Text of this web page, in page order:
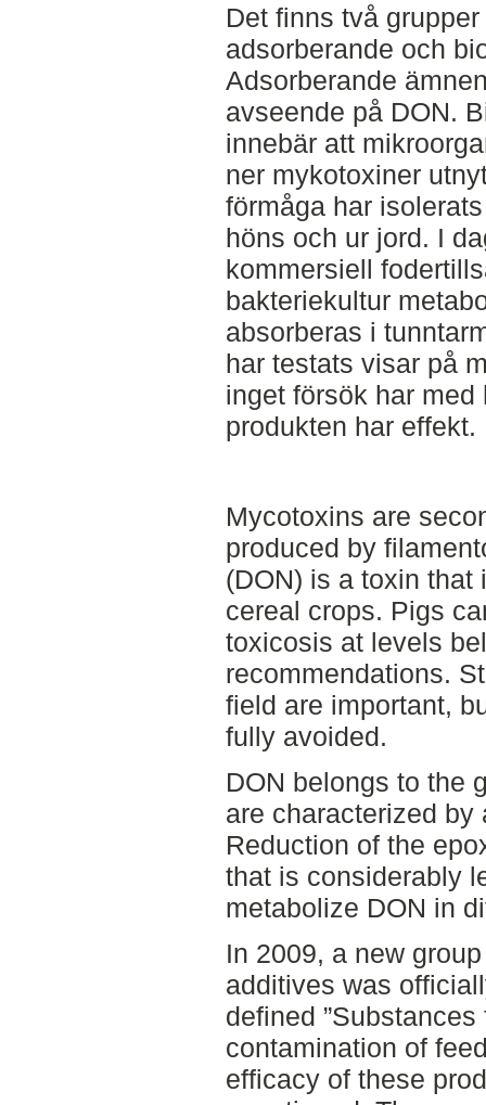
Det finns två
adsorberande och
Adsorberande
avseende på DON.
innebär att
ner mykotoxiner
förmåga har
höns och ur jord. I
kommersiell
bakteriekultur
absorberas i
har testats visar på
inget försök har
produkten har effekt.
Mycotoxins are
produced by
(DON) is a toxin that
cereal crops. Pigs
toxicosis at levels
recommendations.
field are important,
fully avoided.
DON belongs to the
are characterized by
Reduction of the
that is considerably
metabolize DON in
In 2009, a new
additives was
defined
contamination of
efficacy of these